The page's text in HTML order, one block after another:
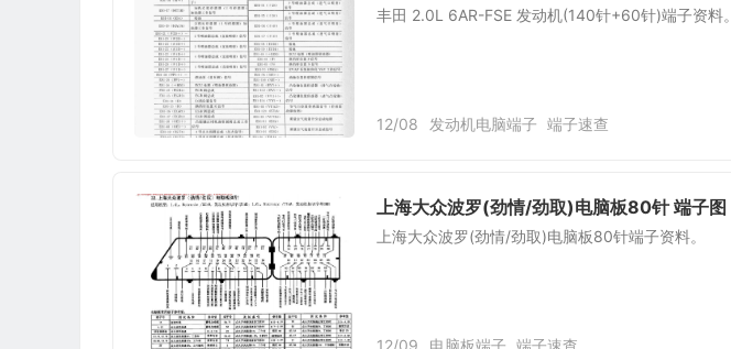
丰田 2.0L 6AR-FSE 发动机(140针+60针)端子资料。
12/08 发动机电脑端子 端子速查
上海大众波罗(劲情/劲取)电脑板80针 端子图
上海大众波罗(劲情/劲取)电脑板80针端子资料。
12/09 电脑板端子 端子速查